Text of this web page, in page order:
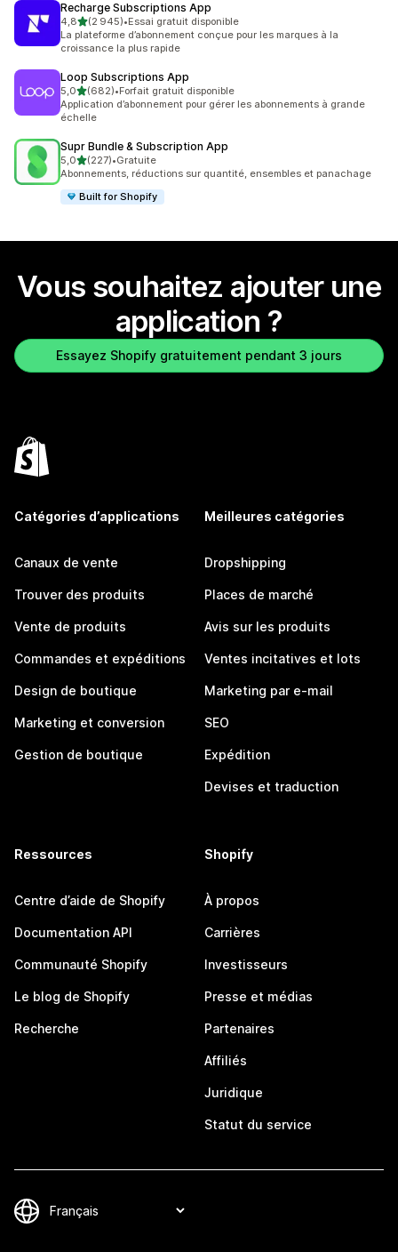
Recharge Subscriptions App
4,8étoile(s) sur 5
(2 945)
2945 avis au total
•Essai gratuit disponible
La plateforme d’abonnement conçue pour les marques à la
croissance la plus rapide
Loop Subscriptions App
5,0étoile(s) sur 5
(682)
682 avis au total
•Forfait gratuit disponible
Application d’abonnement pour gérer les abonnements à grande
échelle
Supr Bundle & Subscription App
5,0étoile(s) sur 5
(227)
227 avis au total
•Gratuite
Abonnements, réductions sur quantité, ensembles et panachage
Built for Shopify
Vous souhaitez ajouter une
application ?
Essayez Shopify gratuitement pendant 3 jours
Catégories d’applications
Canaux de vente
Trouver des produits
Vente de produits
Commandes et expéditions
Design de boutique
Marketing et conversion
Gestion de boutique
Meilleures catégories
Dropshipping
Places de marché
Avis sur les produits
Ventes incitatives et lots
Marketing par e-mail
SEO
Expédition
Devises et traduction
Ressources
Centre d’aide de Shopify
Documentation API
Communauté Shopify
Le blog de Shopify
Recherche
Shopify
À propos
Carrières
Investisseurs
Presse et médias
Partenaires
Affiliés
Juridique
Statut du service